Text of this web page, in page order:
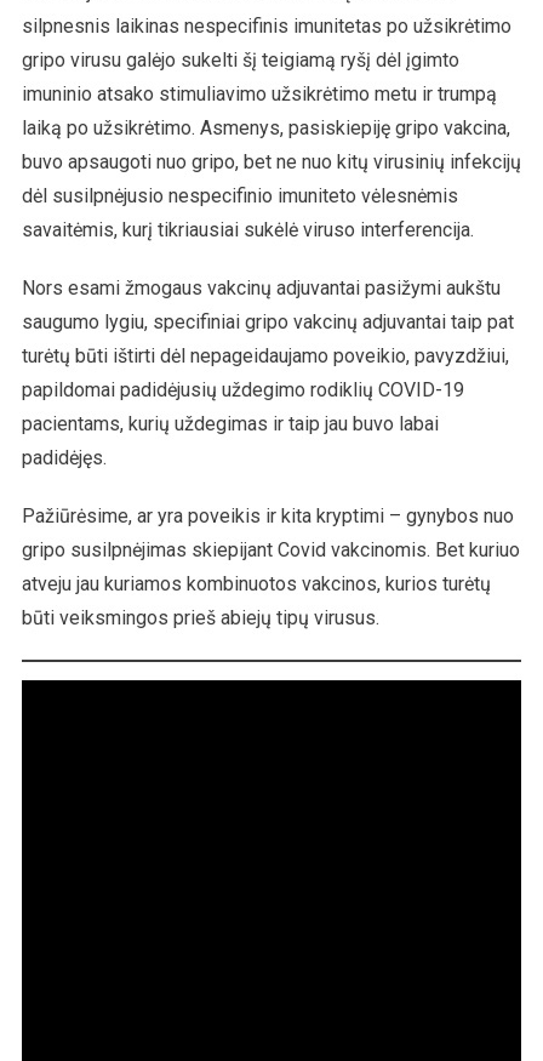
silpnesnis laikinas nespecifinis imunitetas po užsikrėtimo
gripo virusu galėjo sukelti šį teigiamą ryšį dėl įgimto
imuninio atsako stimuliavimo užsikrėtimo metu ir trumpą
laiką po užsikrėtimo. Asmenys, pasiskiepiję gripo vakcina,
buvo apsaugoti nuo gripo, bet ne nuo kitų virusinių infekcijų
dėl susilpnėjusio nespecifinio imuniteto vėlesnėmis
savaitėmis, kurį tikriausiai sukėlė viruso interferencija.
Nors esami žmogaus vakcinų adjuvantai pasižymi aukštu
saugumo lygiu, specifiniai gripo vakcinų adjuvantai taip pat
turėtų būti ištirti dėl nepageidaujamo poveikio, pavyzdžiui,
papildomai padidėjusių uždegimo rodiklių COVID-19
pacientams, kurių uždegimas ir taip jau buvo labai
padidėjęs.
Pažiūrėsime, ar yra poveikis ir kita kryptimi – gynybos nuo
gripo susilpnėjimas skiepijant Covid vakcinomis. Bet kuriuo
atveju jau kuriamos kombinuotos vakcinos, kurios turėtų
būti veiksmingos prieš abiejų tipų virusus.